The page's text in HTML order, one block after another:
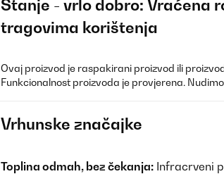
Stanje - vrlo dobro: Vraćena
tragovima korištenja
Ovaj proizvod je raspakirani proizvod ili
Funkcionalnost proizvoda je provjerena.
Vrhunske značajke
Toplina odmah, bez čekanja: Infracrveni